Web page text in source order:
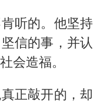
商场现钱学森巨幅海报 负责人回应
停课
听的。他坚持
信的事，并认
会造福。
正敲开的，却